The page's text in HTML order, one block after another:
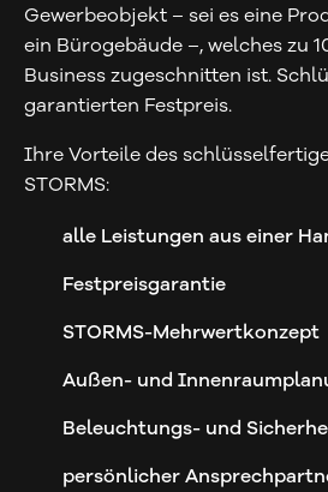
Gewerbeobjekt – sei es eine
ein Bürogebäude –, welches zu
Business zugeschnitten ist.
garantierten Festpreis.
Ihre Vorteile des
STORMS:
alle Leistungen aus einer
Festpreisgarantie
STORMS-Mehrwertkonzept
Außen- und
Beleuchtungs- und
persönlicher